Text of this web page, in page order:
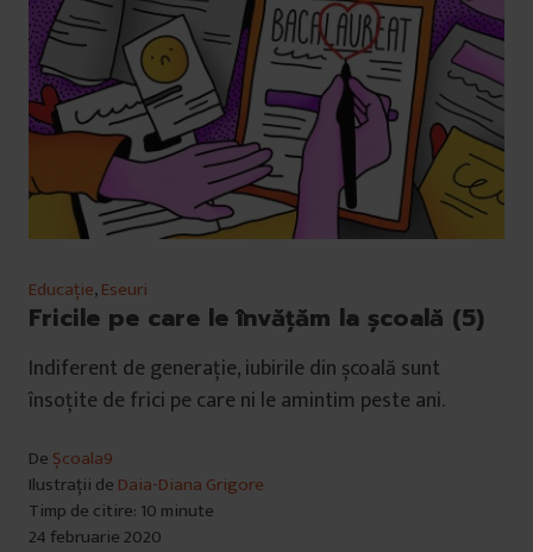
Educație,Eseuri
Fricile pe care le învățăm la școală (5)
Indiferent de generație, iubirile din școală sunt
însoțite de frici pe care ni le amintim peste ani.
De Școala9
Ilustrații de Daia-Diana Grigore
Timp de citire: 10 minute
24 februarie 2020